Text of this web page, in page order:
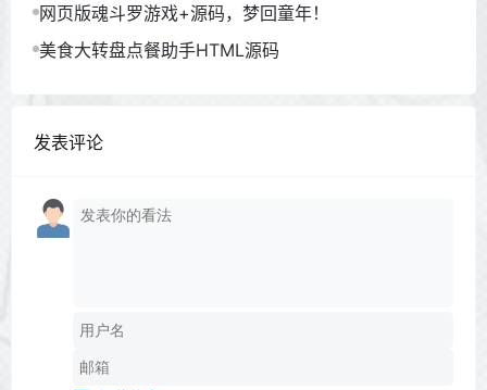
网页版魂斗罗游戏+源码，梦回童年！
美食大转盘点餐助手HTML源码
发表评论